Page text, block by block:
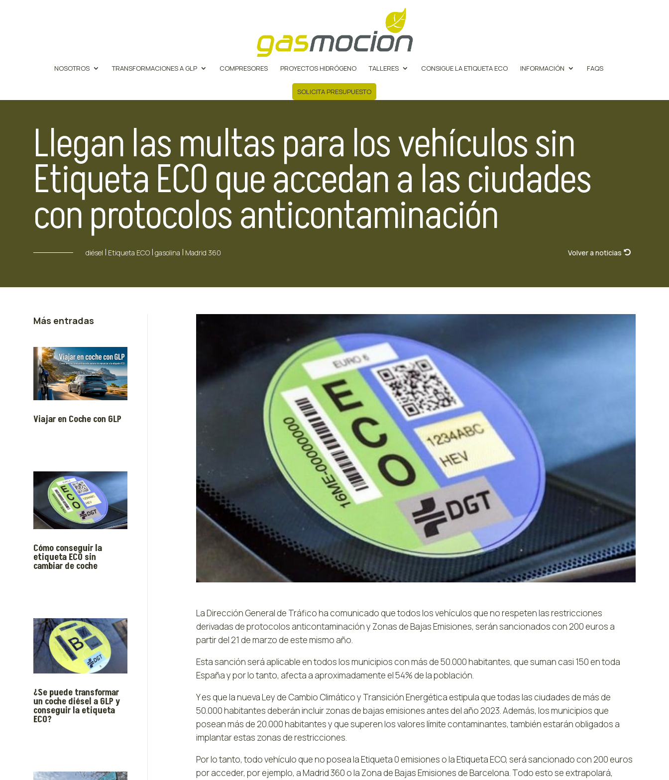
NOSOTROS TRANSFORMACIONES A GLP COMPRESORES PROYECTOS HIDRÓGENO TALLERES CONSIGUE LA ETIQUETA ECO INFORMACIÓN FAQS
SOLICITA PRESUPUESTO
Llegan las multas para los vehículos sin
Etiqueta ECO que accedan a las ciudades
con protocolos anticontaminación
diésel | Etiqueta ECO |gasolina | Madrid 360 Volver a noticias
Más entradas
Viajar en Coche con GLP
Cómo conseguir la
etiqueta ECO sin
cambiar de coche
¿Se puede transformar
un coche diésel a GLP y
conseguir la etiqueta
ECO?
La Dirección General de Tráfico ha comunicado que todos los vehículos que no respeten las restricciones
derivadas de protocolos anticontaminación y Zonas de Bajas Emisiones, serán sancionados con 200 euros a
partir del 21 de marzo de este mismo año.
Esta sanción será aplicable en todos los municipios con más de 50.000 habitantes, que suman casi 150 en toda
España y por lo tanto, afecta a aproximadamente el 54% de la población.
Y es que la nueva Ley de Cambio Climático y Transición Energética estipula que todas las ciudades de más de
50.000 habitantes deberán incluir zonas de bajas emisiones antes del año 2023. Además, los municipios que
posean más de 20.000 habitantes y que superen los valores límite contaminantes, también estarán obligados a
implantar estas zonas de restricciones.
Por lo tanto, todo vehículo que no posea la Etiqueta 0 emisiones o la Etiqueta ECO, será sancionado con 200 euros
por acceder, por ejemplo, a Madrid 360 o la Zona de Bajas Emisiones de Barcelona. Todo esto se extrapolará,